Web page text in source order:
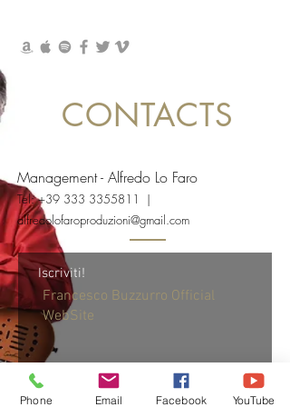
CONTACTS
Management - Alfredo Lo Faro
Tel:+39 333 3355811
|
alfredolofaroproduzioni@gmail.com
Iscriviti!
Francesco Buzzurro Official
WebSite
Phone Email Facebook YouTube